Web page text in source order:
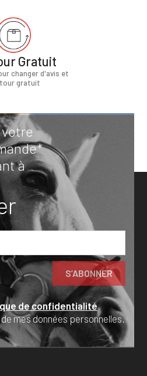
Gratuit
changer d'avis et
gratuit
votre
à
de confidentialité
mes données personnelles.